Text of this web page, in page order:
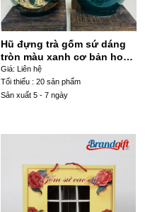
Hũ đựng trà gốm sứ dáng
tròn màu xanh cơ bản hoạ
tiết thuận buồm xuôi gió
HDT-12
Giá: Liên hệ
Tối thiểu : 20 sản phẩm
Sản xuất 5 - 7 ngày